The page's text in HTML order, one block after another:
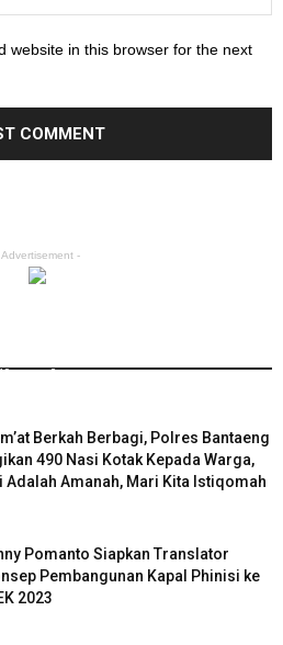
website in this browser for the next
Advertisement -
Metro Jaya Terbakar
0
Berkah Berbagi, Polres Bantaeng
490 Nasi Kotak Kepada Warga,
Adalah Amanah, Mari Kita Istiqomah
Pomanto Siapkan Translator
Pembangunan Kapal Phinisi ke
2023